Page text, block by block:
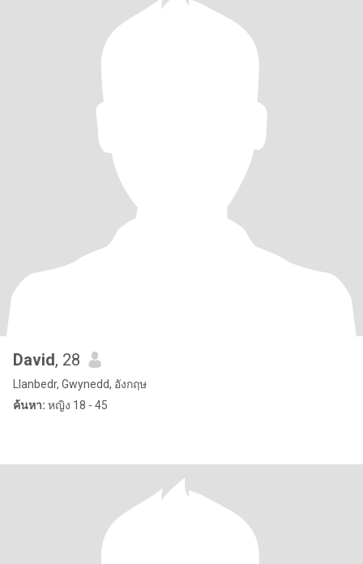
David, 28
Llanbedr, Gwynedd, อังกฤษ
ค้นหา: หญิง 18 - 45